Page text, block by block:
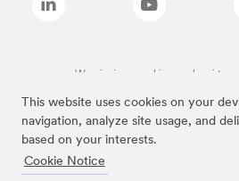
This website uses cookies on your
navigation, analyze site usage, and
based on your interests.
Cookie Notice
Wymienione marki są znakami